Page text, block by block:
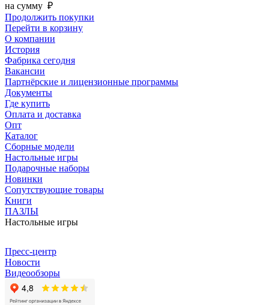
на сумму ₽
Продолжить покупки
Перейти в корзину
О компании
История
Фабрика сегодня
Вакансии
Партнёрские и лицензионные программы
Документы
Где купить
Оплата и доставка
Опт
Каталог
Сборные модели
Настольные игры
Подарочные наборы
Новинки
Сопутствующие товары
Книги
ПАЗЛЫ
Настольные игры
Пресс-центр
Новости
Видеообзоры